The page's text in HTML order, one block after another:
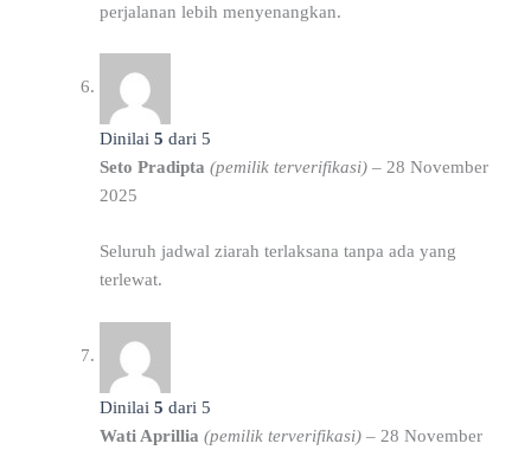
perjalanan lebih menyenangkan.
Dinilai 5 dari 5
Seto Pradipta (pemilik terverifikasi) – 28 November
2025
Seluruh jadwal ziarah terlaksana tanpa ada yang
terlewat.
Dinilai 5 dari 5
Wati Aprillia (pemilik terverifikasi) – 28 November